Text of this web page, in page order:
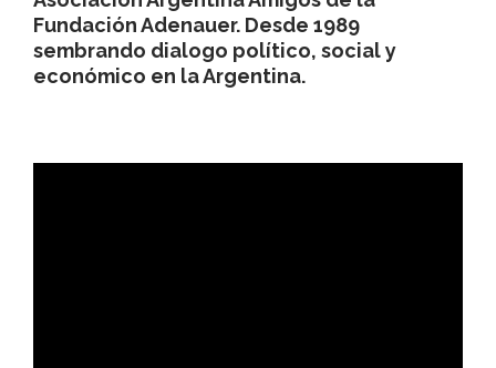
Fundación Adenauer. Desde 1989
sembrando dialogo político, social y
económico en la Argentina.